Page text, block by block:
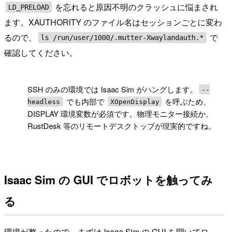
LD_PRELOAD
を忘れると原因不明のクラッシュに悩まされ
ます。XAUTHORITY のファイル名はセッションごとに変わ
るので、
ls /run/user/1000/.mutter-Xwaylandauth.*
で
確認してください。
SSH のみの環境では Isaac Sim がハングします。
--
headless
でも内部で XOpenDisplay
を呼ぶため、
DISPLAY 環境変数が必須です。物理モニター接続か、
RustDesk 等のリモートデスクトップが現実的ですね。
Isaac Sim の GUI でロボットを触ってみ
る